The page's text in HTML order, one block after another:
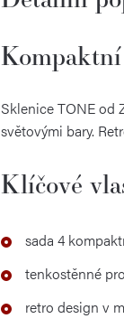
Sklenice TONE od
světovými bary.
Klíčové
sada 4
tenkostěnné
retro design v